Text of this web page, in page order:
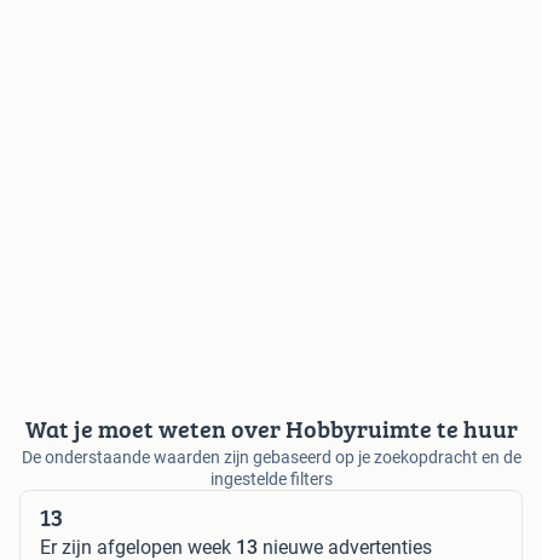
Wat je moet weten over Hobbyruimte te huur
De onderstaande waarden zijn gebaseerd op je zoekopdracht en de
ingestelde filters
13
Er zijn afgelopen week 13 nieuwe advertenties